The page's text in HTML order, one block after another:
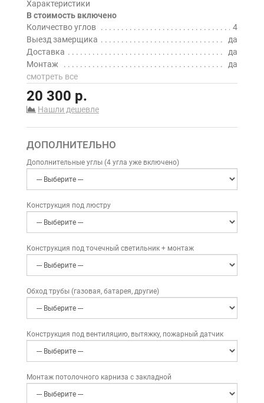
Характеристики
В стоимость включено
Количество углов
4
Выезд замерщика
да
Доставка
да
Монтаж
да
смотреть все
20 300 р.
Нашли дешевле
ДОПОЛНИТЕЛЬНО
Дополнительные углы (4 угла уже включено)
Конструкция под люстру
Конструкция под точечный светильник + монтаж
Обход трубы (газовая, батарея, другие)
Конструкция под вентиляцию, вытяжку, пожарный датчик
Монтаж потолочного карниза с закладной